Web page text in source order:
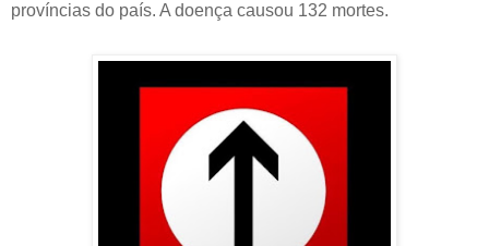
províncias do país. A doença causou 132 mortes.